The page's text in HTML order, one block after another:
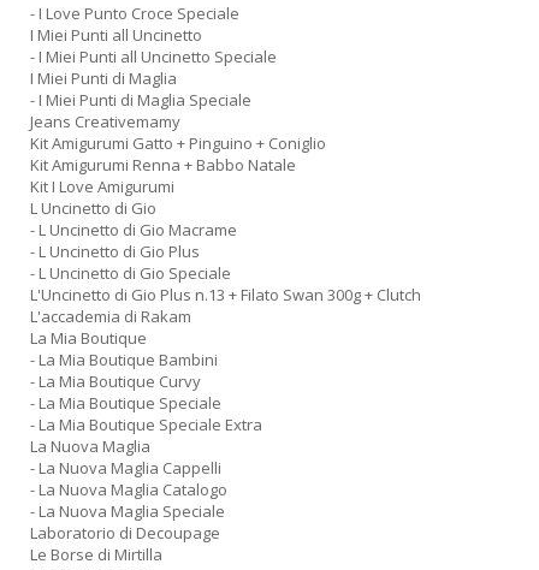
- I Love Punto Croce Speciale
I Miei Punti all Uncinetto
- I Miei Punti all Uncinetto Speciale
I Miei Punti di Maglia
- I Miei Punti di Maglia Speciale
Jeans Creativemamy
Kit Amigurumi Gatto + Pinguino + Coniglio
Kit Amigurumi Renna + Babbo Natale
Kit I Love Amigurumi
L Uncinetto di Gio
- L Uncinetto di Gio Macrame
- L Uncinetto di Gio Plus
- L Uncinetto di Gio Speciale
L'Uncinetto di Gio Plus n.13 + Filato Swan 300g + Clutch
L'accademia di Rakam
La Mia Boutique
- La Mia Boutique Bambini
- La Mia Boutique Curvy
- La Mia Boutique Speciale
- La Mia Boutique Speciale Extra
La Nuova Maglia
- La Nuova Maglia Cappelli
- La Nuova Maglia Catalogo
- La Nuova Maglia Speciale
Laboratorio di Decoupage
Le Borse di Mirtilla